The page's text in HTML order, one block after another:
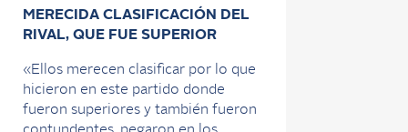
MERECIDA CLASIFICACIÓN DEL
RIVAL, QUE FUE SUPERIOR
«Ellos merecen clasificar por lo que
hicieron en este partido donde
fueron superiores y también fueron